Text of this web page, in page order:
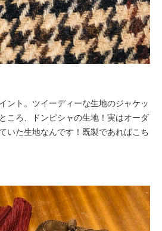
ント。ツイーディーな生地のジャケッ
ころ、ドンピシャの生地！実はオーダ
いた生地なんです！既製であればこち